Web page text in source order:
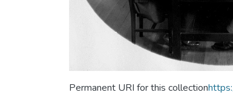
Permanent URI for this collection